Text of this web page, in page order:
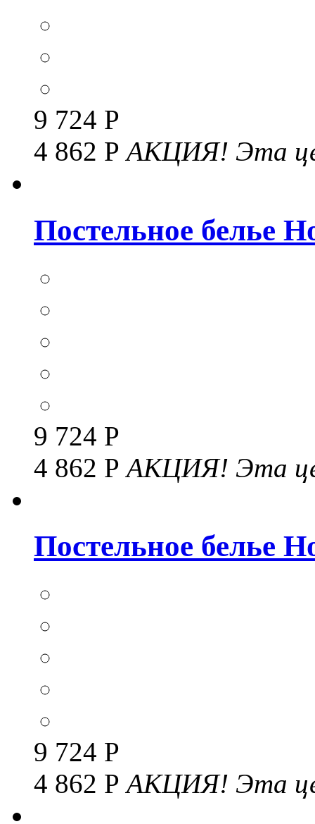
9 724 Р
4 862 РАКЦИЯ! Эта
Постельное белье
9 724 Р
4 862 Р АКЦИЯ! Эта
Постельное белье
9 724 Р
4 862 РАКЦИЯ! Эта